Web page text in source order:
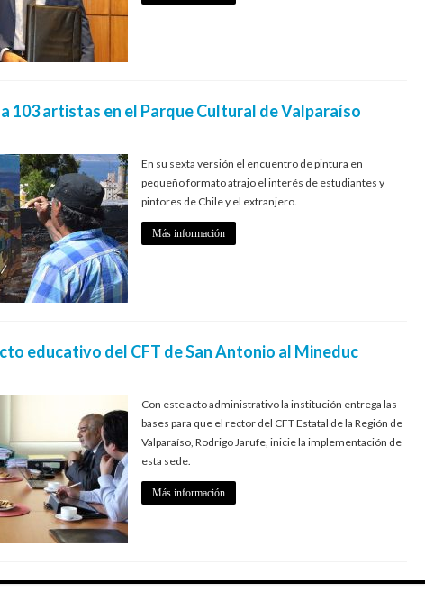
103 artistas en el Parque Cultural de Valparaíso
En su sexta versión el encuentro de pintura en
pequeño formato atrajo el interés de estudiantes y
pintores de Chile y el extranjero.
Más información
educativo del CFT de San Antonio al Mineduc
Con este acto administrativo la institución entrega las
bases para que el rector del CFT Estatal de la Región de
Valparaíso, Rodrigo Jarufe, inicie la implementación de
esta sede.
Más información